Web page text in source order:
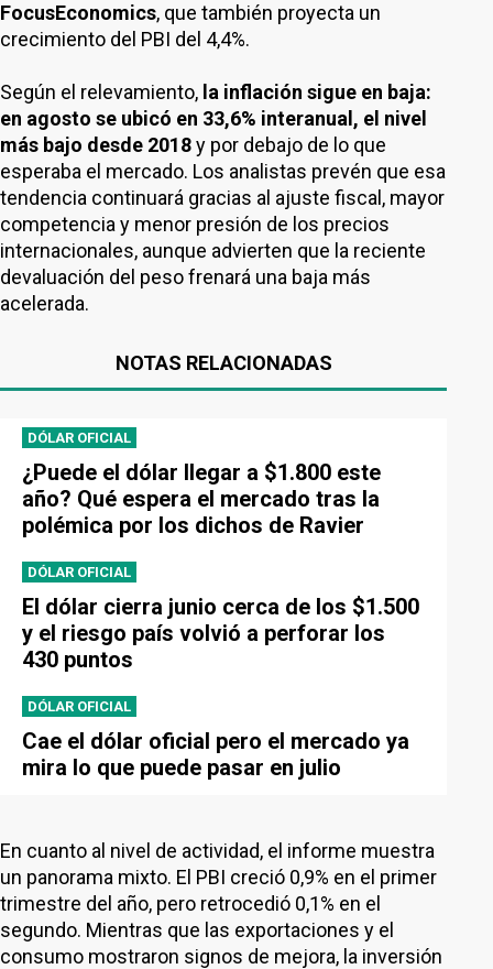
FocusEconomics, que también proyecta un
crecimiento del PBI del 4,4%.
Según el relevamiento, la inflación sigue en baja:
en agosto se ubicó en 33,6% interanual, el nivel
más bajo desde 2018y por debajo de lo que
esperaba el mercado. Los analistas prevén que esa
tendencia continuará gracias al ajuste fiscal, mayor
competencia y menor presión de los precios
internacionales, aunque advierten que la reciente
devaluación del peso frenará una baja más
acelerada.
NOTAS RELACIONADAS
DÓLAR OFICIAL
¿Puede el dólar llegar a $1.800 este
año? Qué espera el mercado tras la
polémica por los dichos de Ravier
DÓLAR OFICIAL
El dólar cierra junio cerca de los $1.500
y el riesgo país volvió a perforar los
430 puntos
DÓLAR OFICIAL
Cae el dólar oficial pero el mercado ya
mira lo que puede pasar en julio
En cuanto al nivel de actividad, el informe muestra
un panorama mixto. El PBI creció 0,9% en el primer
trimestre del año, pero retrocedió 0,1% en el
segundo. Mientras que las exportaciones y el
consumo mostraron signos de mejora, la inversión